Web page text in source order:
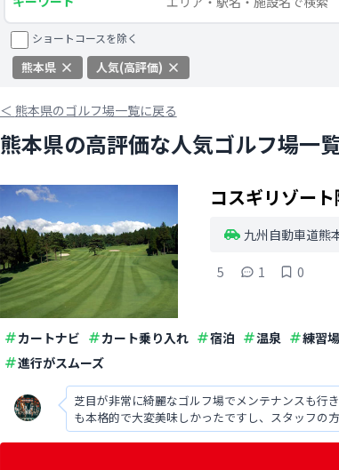
ショートコースを除く
熊本県 人気(高評価)
＜ 熊本県のゴルフ場一覧に戻る
熊本県の高評価な人気ゴルフ場一
コスギリゾー
九州自動車道熊
5 1 0
カートナビ カート乗り入れ 宿泊 温泉 練習
進行がスムーズ
芝目が非常に綺麗なゴルフ場でメンテナンスも行
も本格的で大変美味しかったですし、スタッフの